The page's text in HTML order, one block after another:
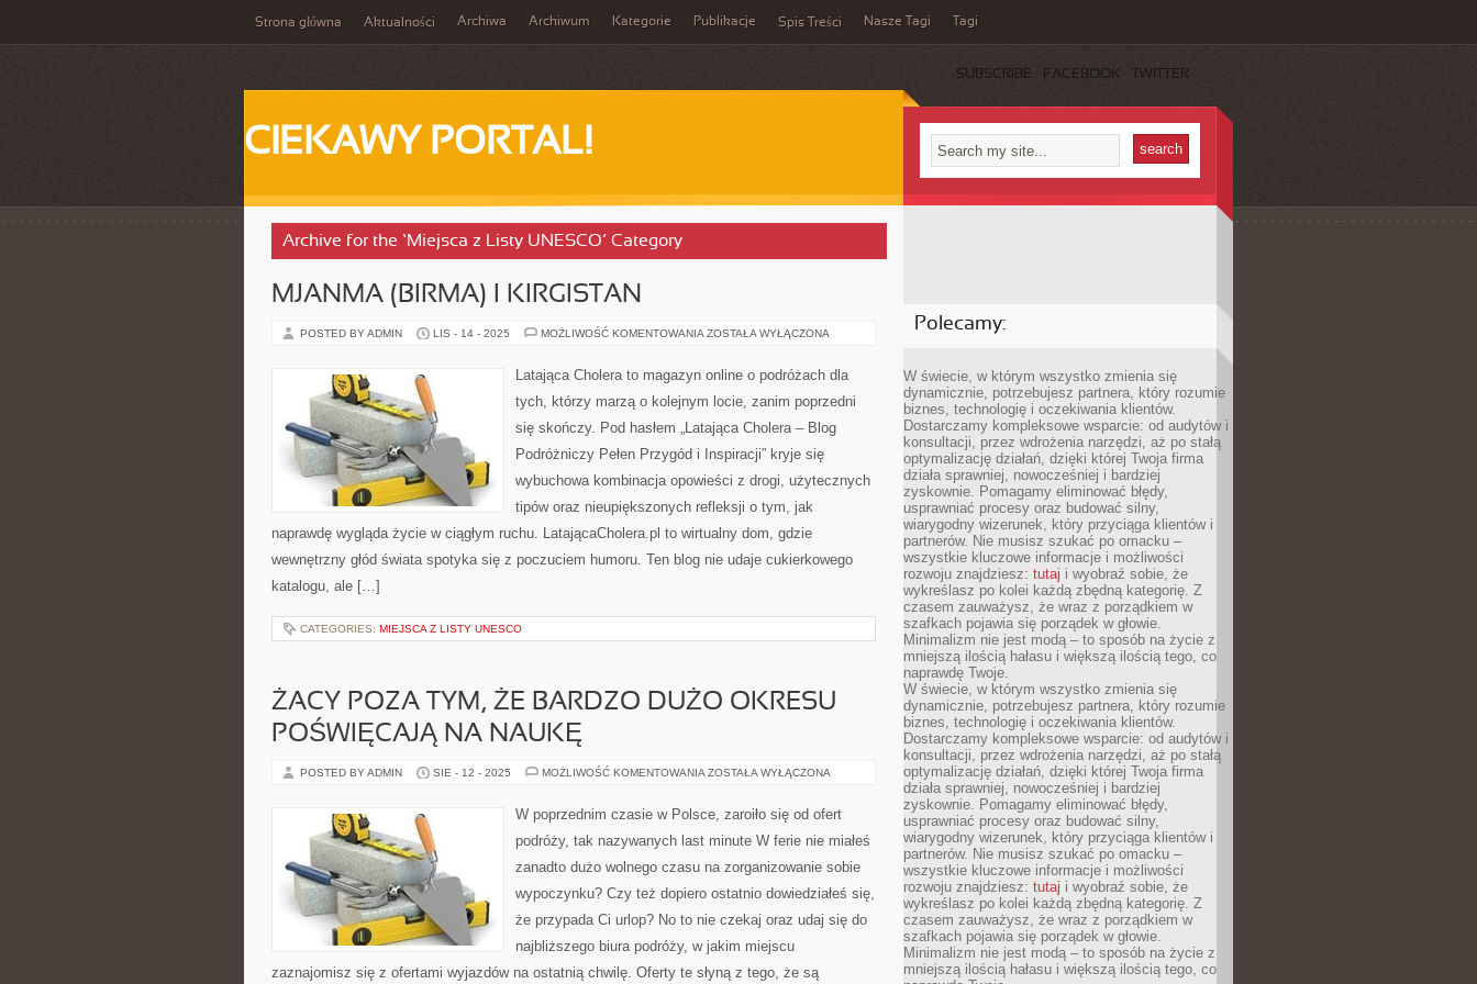
Strona główna Aktualności Archiwa Archiwum Kategorie Publikacje Spis Treści Nasze Tagi Tagi
SUBSCRIBE FACEBOOK TWITTER
CIEKAWY PORTAL!
Archive for the ‘Miejsca z Listy UNESCO’ Category
MJANMA (BIRMA) I KIRGISTAN
POSTED BY ADMIN LIS - 14 - 2025 MOŻLIWOŚĆ KOMENTOWANIA MJANMA
KIRGISTAN
ZOSTAŁA WYŁĄCZONA
Latająca Cholera to magazyn online o podróżach dla
tych, którzy marzą o kolejnym locie, zanim poprzedni
się skończy. Pod hasłem „Latająca Cholera – Blog
Podróżniczy Pełen Przygód i Inspiracji” kryje się
wybuchowa kombinacja opowieści z drogi, użytecznych
tipów oraz nieupiększonych refleksji o tym, jak
naprawdę wygląda życie w ciągłym ruchu. LatającaCholera.pl to wirtualny dom, gdzie
wewnętrzny głód świata spotyka się z poczuciem humoru. Ten blog nie udaje cukierkowego
katalogu, ale […]
CATEGORIES: MIEJSCA Z LISTY UNESCO
ŻACY POZA TYM, ŻE BARDZO DUŻO OKRESU
POŚWIĘCAJĄ NA NAUKĘ
POSTED BY ADMIN SIE - 12 - 2025 MOŻLIWOŚĆ KOMENTOWANIA ŻACY
BARDZO
OKRESU
NA
ZOSTAŁA WYŁĄCZONA
W poprzednim czasie w Polsce, zaroiło się od ofert
podróży, tak nazywanych last minute W ferie nie miałeś
zanadto dużo wolnego czasu na zorganizowanie sobie
wypoczynku? Czy też dopiero ostatnio dowiedziałeś się,
że przypada Ci urlop? No to nie czekaj oraz udaj się do
najbliższego biura podróży, w jakim miejscu
zaznajomisz się z ofertami wyjazdów na ostatnią chwilę. Oferty te słyną z tego, że są
Polecamy:
W świecie, w którym wszystko zmienia się
dynamicznie, potrzebujesz partnera, który rozumie
biznes, technologię i oczekiwania klientów.
Dostarczamy kompleksowe wsparcie: od audytów i
konsultacji, przez wdrożenia narzędzi, aż po stałą
optymalizację działań, dzięki której Twoja firma
działa sprawniej, nowocześniej i bardziej
zyskownie. Pomagamy eliminować błędy,
usprawniać procesy oraz budować silny,
wiarygodny wizerunek, który przyciąga klientów i
partnerów. Nie musisz szukać po omacku –
wszystkie kluczowe informacje i możliwości
rozwoju znajdziesz: tutaj i wyobraź sobie, że
wykreślasz po kolei każdą zbędną kategorię. Z
czasem zauważysz, że wraz z porządkiem w
szafkach pojawia się porządek w głowie.
Minimalizm nie jest modą – to sposób na życie z
mniejszą ilością hałasu i większą ilością tego, co
naprawdę Twoje.
W świecie, w którym wszystko zmienia się
dynamicznie, potrzebujesz partnera, który rozumie
biznes, technologię i oczekiwania klientów.
Dostarczamy kompleksowe wsparcie: od audytów i
konsultacji, przez wdrożenia narzędzi, aż po stałą
optymalizację działań, dzięki której Twoja firma
działa sprawniej, nowocześniej i bardziej
zyskownie. Pomagamy eliminować błędy,
usprawniać procesy oraz budować silny,
wiarygodny wizerunek, który przyciąga klientów i
partnerów. Nie musisz szukać po omacku –
wszystkie kluczowe informacje i możliwości
rozwoju znajdziesz: tutaj i wyobraź sobie, że
wykreślasz po kolei każdą zbędną kategorię. Z
czasem zauważysz, że wraz z porządkiem w
szafkach pojawia się porządek w głowie.
Minimalizm nie jest modą – to sposób na życie z
mniejszą ilością hałasu i większą ilością tego, co